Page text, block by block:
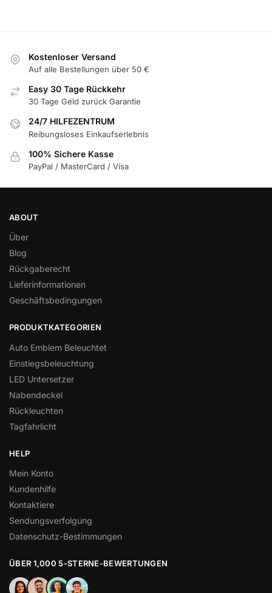
Kostenloser Versand
Auf alle Bestellungen über 50 €
Easy 30 Tage Rückkehr
30 Tage Geld zurück Garantie
24/7 HILFEZENTRUM
Reibungsloses Einkaufserlebnis
100% Sichere Kasse
PayPal / MasterCard / Visa
ABOUT
Über
Blog
Rückgaberecht
Lieferinformationen
Geschäftsbedingungen
PRODUKTKATEGORIEN
Auto Emblem Beleuchtet
Einstiegsbeleuchtung
LED Untersetzer
Nabendeckel
Rückleuchten
Tagfahrlicht
HELP
Mein Konto
Kundenhilfe
Kontaktiere
Sendungsverfolgung
Datenschutz-Bestimmungen
ÜBER 1,000 5-STERNE-BEWERTUNGEN